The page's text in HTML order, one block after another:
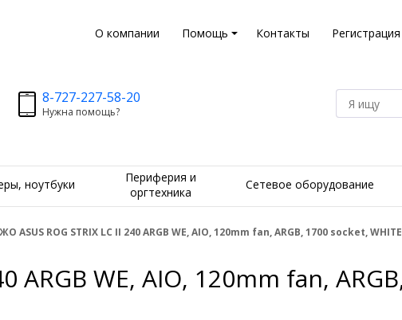
О компании Помощь Контакты
8-727-227-58-20
Нужна помощь?
ноутбуки
Периферия и
оргтехника
Сетевое оборудование
ASUS ROG STRIX LC II 240 ARGB WE, AIO, 120mm fan, ARGB, 1700 socket,
ARGB WE, AIO, 120mm fan,